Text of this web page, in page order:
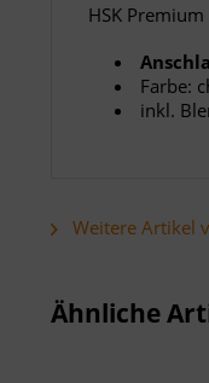
HSK
Farbe:
inkl.
Weitere Artikel
Ähnliche